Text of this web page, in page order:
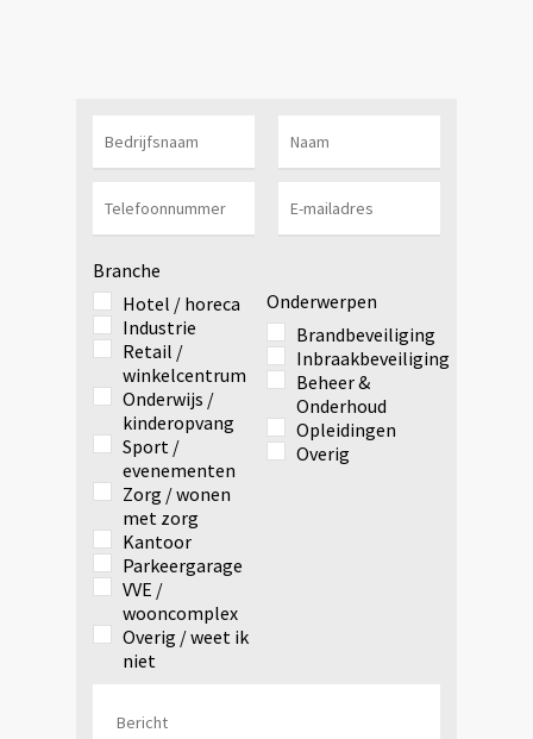
Branche
Hotel / horeca
Industrie
Retail /
winkelcentrum
Onderwijs /
kinderopvang
Sport /
evenementen
Zorg / wonen
met zorg
Kantoor
Parkeergarage
VVE /
wooncomplex
Overig / weet ik
niet
Onderwerpen
Brandbeveiliging
Inbraakbeveiliging
Beheer &
Onderhoud
Opleidingen
Overig